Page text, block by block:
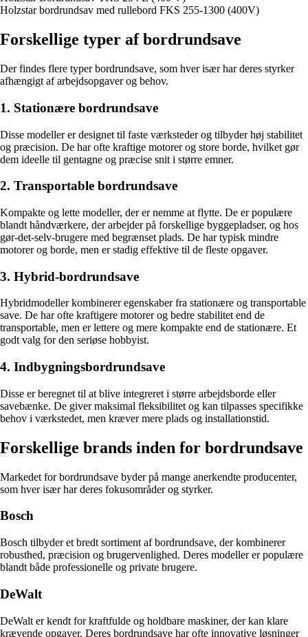
Holzstar bordrundsav med rullebord FKS 255-1300 (400V)
Forskellige typer af bordrundsave
Der findes flere typer bordrundsave, som hver især har deres styrker
afhængigt af arbejdsopgaver og behov.
1. Stationære bordrundsave
Disse modeller er designet til faste værksteder og tilbyder høj stabilitet
og præcision. De har ofte kraftige motorer og store borde, hvilket gør
dem ideelle til gentagne og præcise snit i større emner.
2. Transportable bordrundsave
Kompakte og lette modeller, der er nemme at flytte. De er populære
blandt håndværkere, der arbejder på forskellige byggepladser, og hos
gør-det-selv-brugere med begrænset plads. De har typisk mindre
motorer og borde, men er stadig effektive til de fleste opgaver.
3. Hybrid-bordrundsave
Hybridmodeller kombinerer egenskaber fra stationære og transportable
save. De har ofte kraftigere motorer og bedre stabilitet end de
transportable, men er lettere og mere kompakte end de stationære. Et
godt valg for den seriøse hobbyist.
4. Indbygningsbordrundsave
Disse er beregnet til at blive integreret i større arbejdsborde eller
savebænke. De giver maksimal fleksibilitet og kan tilpasses specifikke
behov i værkstedet, men kræver mere plads og installationstid.
Forskellige brands inden for bordrundsave
Markedet for bordrundsave byder på mange anerkendte producenter,
som hver især har deres fokusområder og styrker.
Bosch
Bosch tilbyder et bredt sortiment af bordrundsave, der kombinerer
robusthed, præcision og brugervenlighed. Deres modeller er populære
blandt både professionelle og private brugere.
DeWalt
DeWalt er kendt for kraftfulde og holdbare maskiner, der kan klare
krævende opgaver. Deres bordrundsave har ofte innovative løsninger